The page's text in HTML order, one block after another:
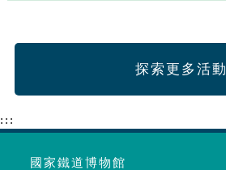
探索更多活動
:::
國家鐵道博物館